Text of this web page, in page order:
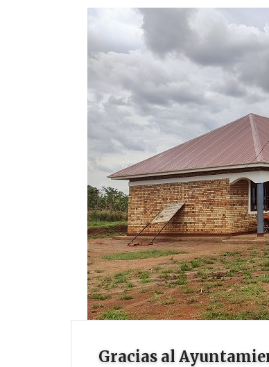
Gracias al